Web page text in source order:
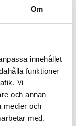
Om
innehållet
funktioner
Vi
och annan
medier och
med.